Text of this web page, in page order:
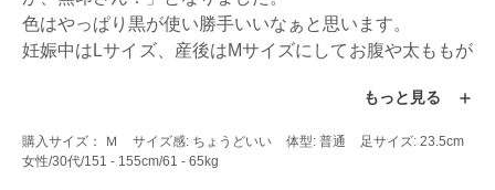
色はやっぱり黒が使い勝手いいなぁと思います。
妊娠中はLサイズ、産後はMサイズにしてお腹や太ももが
とのことで、これは書かなければ！と思い初レビューで
もっと見る
購入サイズ： Ｍ サイズ感: ちょうどいい 体型: 普通
足サイズ: 23.5cm
女性/30代/151 - 155cm/61 - 65kg